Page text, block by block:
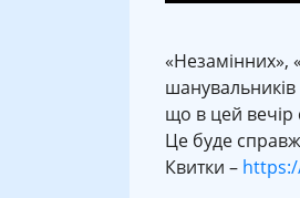
«Незамінних»,
шанувальників
що в цей вечір
Це буде
Квитки –